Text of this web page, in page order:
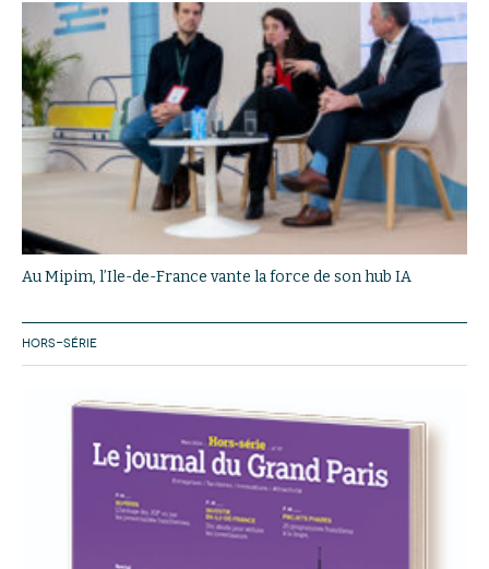
Au Mipim, l’Ile-de-France vante la force de son hub IA
HORS-SÉRIE